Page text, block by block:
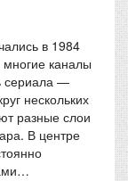
в 1984
каналы
сериала —
нескольких
разные слои
В центре